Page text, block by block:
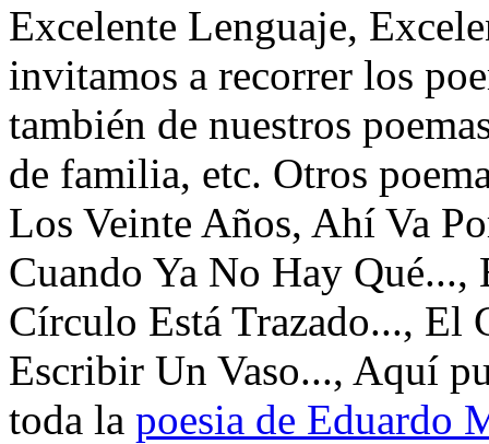
Excelente Lenguaje,
invitamos a recorrer los
también de nuestros
de familia, etc. Otros
Los Veinte Años, Ahí Va
Cuando Ya No Hay
Círculo Está Trazado..., El
Escribir Un Vaso..., Aquí
toda la poesia de Eduardo